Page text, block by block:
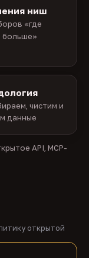
ниш
«где
больше»
чистим и
данные
API, MCP-
открытой